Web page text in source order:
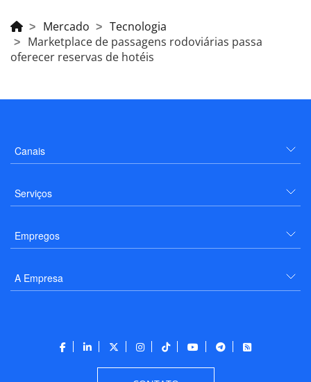
Mercado
Tecnologia
Marketplace de passagens rodoviárias passa
oferecer reservas de hotéis
Canais
Serviços
Empregos
A Empresa